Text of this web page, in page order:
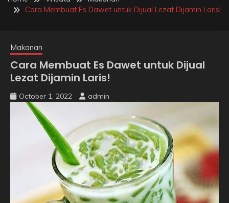
Cara Membuat Es Dawet untuk Dijual Lezat Dijamin Laris!
Makanan
Cara Membuat Es Dawet untuk Dijual
Lezat Dijamin Laris!
October 1, 2022 admin